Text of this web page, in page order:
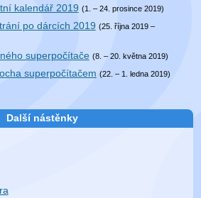
kalendář 2019 (1. – 24. prosince 2019)
po dárcích 2019 (25. října 2019 –
superpočítače (8. – 20. května 2019)
superpočítačem (22. – 1. ledna 2019)
Další nástěnky